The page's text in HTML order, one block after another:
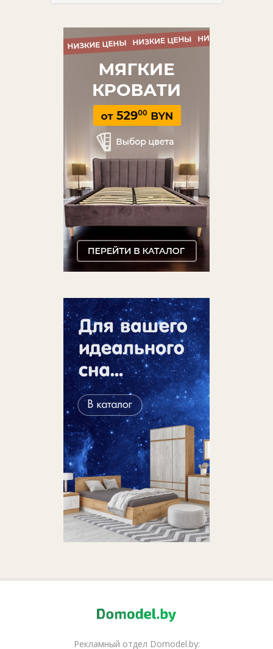
Рекламный отдел Domodel.by: